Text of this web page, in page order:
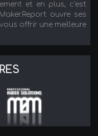
et en plus, c'est
ouvre ses
offrir une meilleure